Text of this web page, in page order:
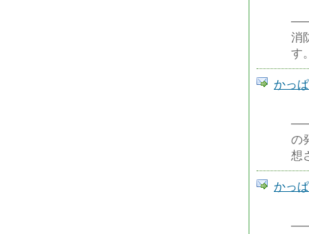
消
す
かっ
の
想
かっ